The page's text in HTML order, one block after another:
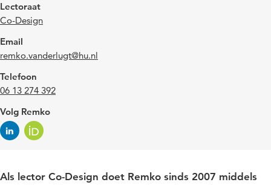
Lectoraat
Co-Design
Email
remko.vanderlugt@hu.nl
Telefoon
06 13 274 392
Volg Remko
Als lector Co-Design doet Remko sinds 2007 middels